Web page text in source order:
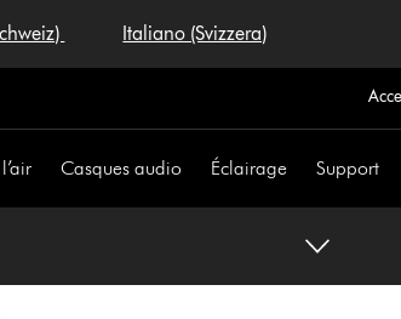
Italiano (Svizzera)
Casques audio Éclairage Support